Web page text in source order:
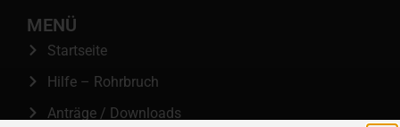
MENÜ
Startseite
Hilfe – Rohrbruch
Anträge / Downloads